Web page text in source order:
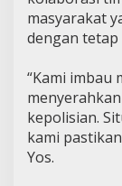
masyarakat
dengan
“Kami imbau
kepolisian.
kami
Yos.